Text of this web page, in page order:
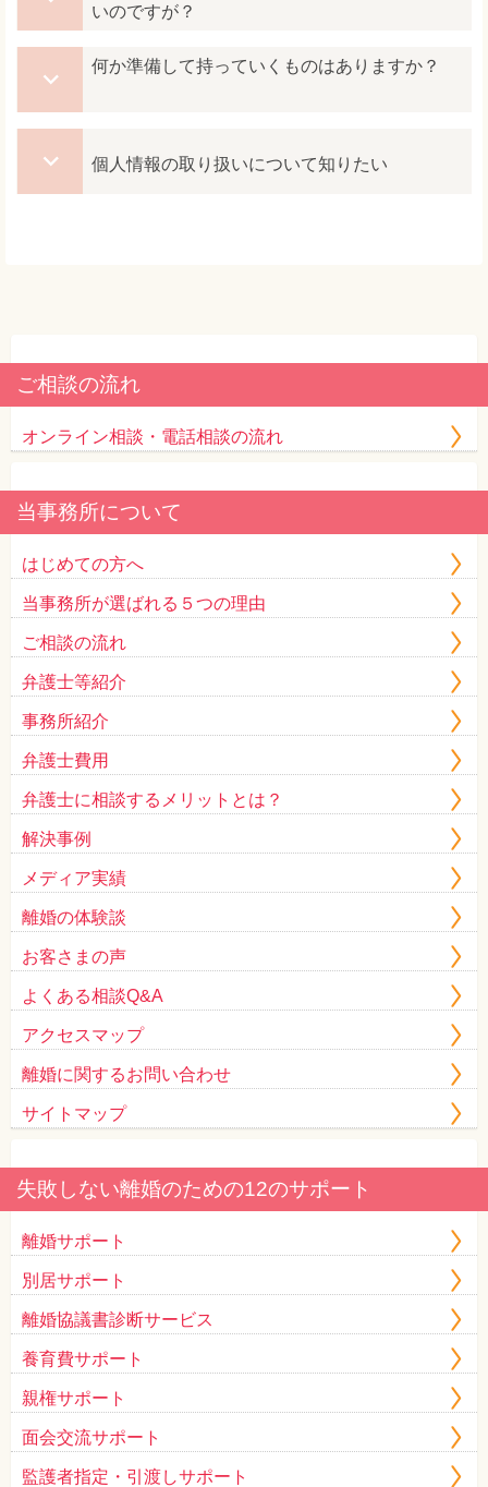
いのですが？
何か準備して持っていくものはありますか？
個人情報の取り扱いについて知りたい
ご相談の流れ
オンライン相談・電話相談の流れ
当事務所について
はじめての方へ
当事務所が選ばれる５つの理由
ご相談の流れ
弁護士等紹介
事務所紹介
弁護士費用
弁護士に相談するメリットとは？
解決事例
メディア実績
離婚の体験談
お客さまの声
よくある相談Q&A
アクセスマップ
離婚に関するお問い合わせ
サイトマップ
失敗しない離婚のための12のサポート
離婚サポート
別居サポート
離婚協議書診断サービス
養育費サポート
親権サポート
面会交流サポート
監護者指定・引渡しサポート